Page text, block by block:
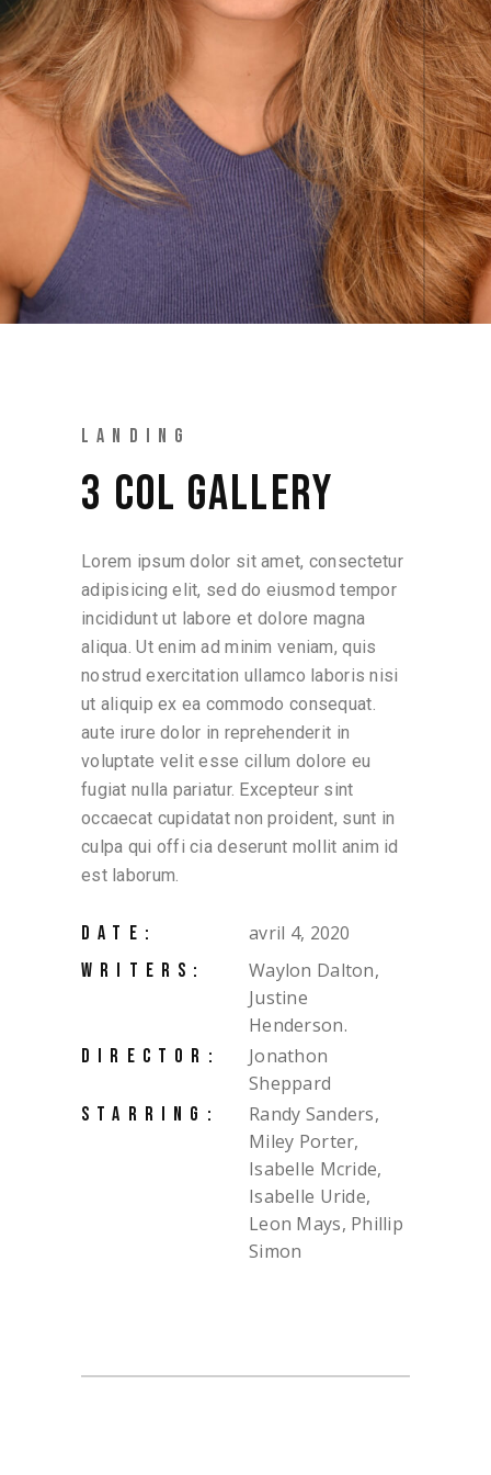
LANDING
3 COL GALLERY
Lorem ipsum dolor sit amet, consectetur
adipisicing elit, sed do eiusmod tempor
incididunt ut labore et dolore magna
aliqua. Ut enim ad minim veniam, quis
nostrud exercitation ullamco laboris nisi
ut aliquip ex ea commodo consequat.
aute irure dolor in reprehenderit in
voluptate velit esse cillum dolore eu
fugiat nulla pariatur. Excepteur sint
occaecat cupidatat non proident, sunt in
culpa qui offi cia deserunt mollit anim id
est laborum.
DATE: avril 4, 2020
WRITERS:
Waylon Dalton,
Justine
Henderson.
DIRECTOR:
Jonathon
Sheppard
STARRING:
Randy Sanders,
Miley Porter,
Isabelle Mcride,
Isabelle Uride,
Leon Mays, Phillip
Simon